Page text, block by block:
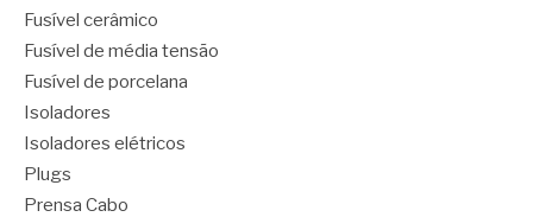
Fusível cerâmico
Fusível de média tensão
Fusível de porcelana
Isoladores
Isoladores elétricos
Plugs
Prensa Cabo